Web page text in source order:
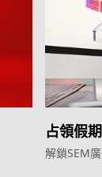
占領假
解鎖SEM